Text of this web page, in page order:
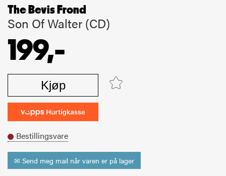
The Bevis Frond
Son Of Walter (CD)
199,-
Kjøp
Bestillingsvare
✉ Send meg mail når varen er på lager